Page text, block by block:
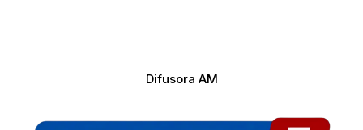
Difusora AM